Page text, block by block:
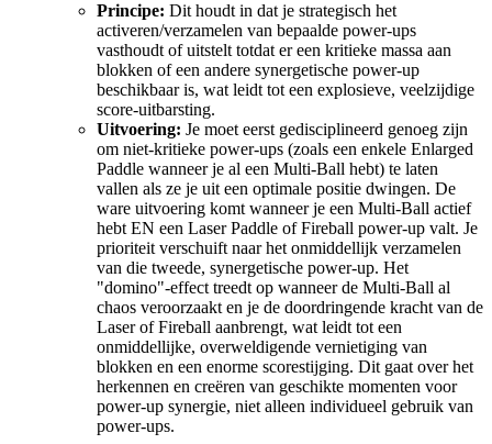
Principe: Dit houdt in dat je strategisch het
activeren/verzamelen van bepaalde power-ups
vasthoudt of uitstelt totdat er een kritieke massa aan
blokken of een andere synergetische power-up
beschikbaar is, wat leidt tot een explosieve, veelzijdige
score-uitbarsting.
Uitvoering: Je moet eerst gedisciplineerd genoeg zijn
om niet-kritieke power-ups (zoals een enkele Enlarged
Paddle wanneer je al een Multi-Ball hebt) te laten
vallen als ze je uit een optimale positie dwingen. De
ware uitvoering komt wanneer je een Multi-Ball actief
hebt EN een Laser Paddle of Fireball power-up valt. Je
prioriteit verschuift naar het onmiddellijk verzamelen
van die tweede, synergetische power-up. Het
"domino"-effect treedt op wanneer de Multi-Ball al
chaos veroorzaakt en je de doordringende kracht van de
Laser of Fireball aanbrengt, wat leidt tot een
onmiddellijke, overweldigende vernietiging van
blokken en een enorme scorestijging. Dit gaat over het
herkennen en creëren van geschikte momenten voor
power-up synergie, niet alleen individueel gebruik van
power-ups.